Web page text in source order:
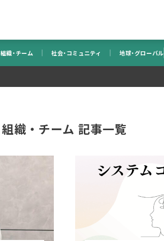
組織・チーム 社会・コミュニティ 地球・グローバル
組織・チーム 記事一覧